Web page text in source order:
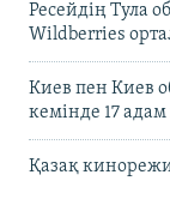
Ресейдің Тула
Wildberries
Киев пен Киев
кемінде 17
Қазақ